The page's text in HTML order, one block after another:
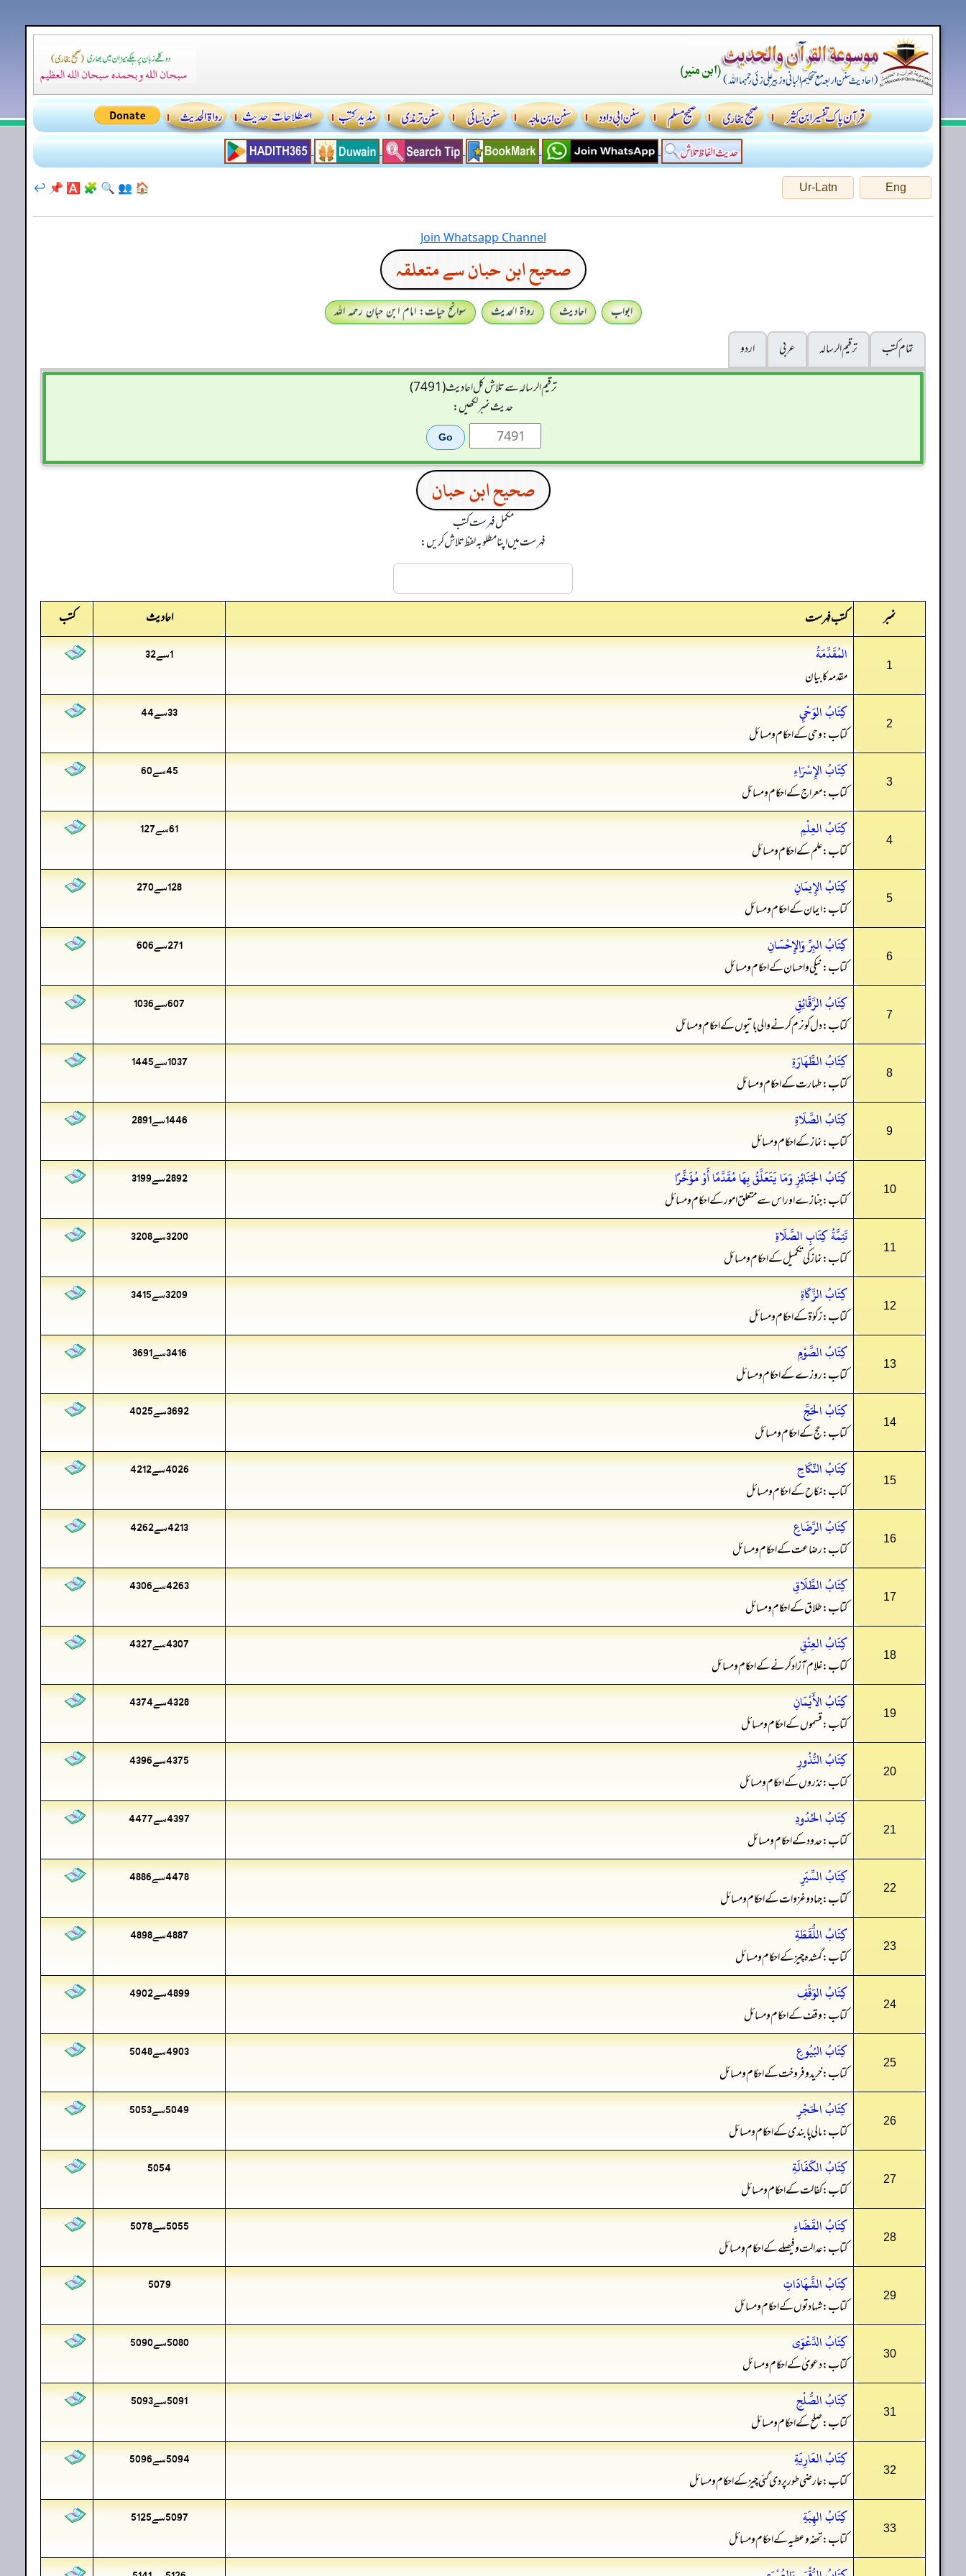
Eng
Ur-Latn
🏠
👥
🔍
🧩
🅰️
📌
↩️
Join Whatsapp Channel
صحیح ابن حبان سے متعلقہ
ابواب احادیث رواۃ الحدیث
سوانح حیات: امام ابن حبان رحمہ اللہ
تمام کتب
ترقيم الرسالہ عربی
اردو
ترقیم الرسالہ سے تلاش کل احادیث (7491)
حدیث نمبر لکھیں:
صحیح ابن حبان
مکمل فہرست کتب
فہرست میں اپنا مطلوبہ لفظ تلاش کریں:
نمبر کتب فہرست احادیث کتب
1 المُقَدِّمَةُ
مقدمہ کا بیان
1سے32
2 كِتَابُ الوَحْيِ
کتاب: وحی کے احکام و مسائل
33سے44
3 كِتَابُ الإِسْرَاءِ
کتاب: معراج کے احکام و مسائل
45سے60
4 كِتَابُ العِلْمِ
کتاب: علم کے احکام و مسائل
61سے127
5 كِتَابُ الإِيمَانِ
کتاب: ایمان کے احکام و مسائل
128سے270
6 كِتَابُ البِرِّ وَالإِحْسَانِ
کتاب: نیکی و احسان کے احکام و مسائل
271سے606
7 كِتَابُ الرَّقَائِقِ
کتاب: دل کو نرم کرنے والی باتیوں کے احکام و مسائل
607سے1036
8 كِتَابُ الطَّهَارَةِ
کتاب: طہارت کے احکام و مسائل
1037سے1445
9 كِتَابُ الصَّلَاةِ
کتاب: نماز کے احکام و مسائل
1446سے2891
10 كِتَابُ الجَنَائِزِ وَمَا يَتَعَلَّقُ بِهَا مُقَدَّمًا أَوْ مُؤَخَّرًا
کتاب: جنازے اور اس سے متعلق امور کے احکام و مسائل
2892سے3199
11 تَتِمَّةُ كِتَابِ الصَّلَاةِ
کتاب: نماز کی تکمیل کے احکام و مسائل
3200سے3208
12 كِتَابُ الزَّكَاةِ
کتاب: زکوٰۃ کے احکام و مسائل
3209سے3415
13 كِتَابُ الصَّوْمِ
کتاب: روزے کے احکام و مسائل
3416سے3691
14 كِتَابُ الحَجِّ
کتاب: حج کے احکام و مسائل
3692سے4025
15 كِتَابُ النِّكَاحِ
کتاب: نکاح کے احکام و مسائل
4026سے4212
16 كِتَابُ الرَّضَاعِ
کتاب: رضاعت کے احکام و مسائل
4213سے4262
17 كِتَابُ الطَّلَاقِ
کتاب: طلاق کے احکام و مسائل
4263سے4306
18 كِتَابُ العِتْقِ
کتاب: غلام آزاد کرنے کے احکام و مسائل
4307سے4327
19 كِتَابُ الأَيْمَانِ
کتاب: قسموں کے احکام و مسائل
4328سے4374
20 كِتَابُ النُّذُورِ
کتاب: نذروں کے احکام و مسائل
4375سے4396
21 كِتَابُ الحُدُودِ
کتاب: حدود کے احکام و مسائل
4397سے4477
22 كِتَابُ السِّيَرِ
کتاب: جہاد و غزوات کے احکام و مسائل
4478سے4886
23 كِتَابُ اللُّقَطَةِ
کتاب: گمشدہ چیز کے احکام و مسائل
4887سے4898
24 كِتَابُ الوَقْفِ
کتاب: وقف کے احکام و مسائل
4899سے4902
25 كِتَابُ البُيُوعِ
کتاب: خرید و فروخت کے احکام و مسائل
4903سے5048
26 كِتَابُ الحَجْرِ
کتاب: مالی پابندی کے احکام و مسائل
5049سے5053
27 كِتَابُ الكَفَالَةِ
کتاب: کفالت کے احکام و مسائل
5054
28 كِتَابُ القَضَاءِ
کتاب: عدالت و فیصلے کے احکام و مسائل
5055سے5078
29 كِتَابُ الشَّهَادَاتِ
کتاب: شہادتوں کے احکام و مسائل
5079
30 كِتَابُ الدَّعْوَى
کتاب: دعویٰ کے احکام و مسائل
5080سے5090
31 كِتَابُ الصُّلْحِ
کتاب: صلح کے احکام و مسائل
5091سے5093
32 كِتَابُ العَارِيَةِ
کتاب: عارضی طور پر دی گئی چیز کے احکام و مسائل
5094سے5096
33 كِتَابُ الهِبَةِ
کتاب: تحفہ و عطیہ کے احکام و مسائل
5097سے5125